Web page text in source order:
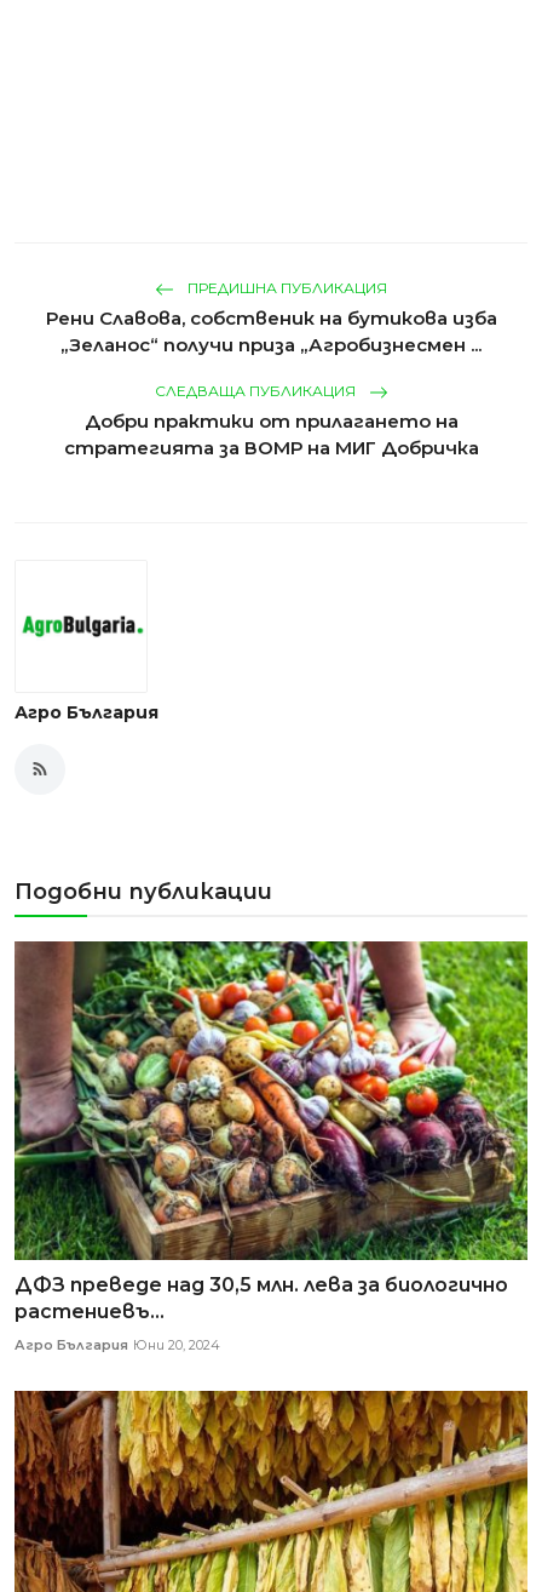
ПРЕДИШНА ПУБЛИКАЦИЯ
Рени Славова, собственик на бутикова изба
„Зеланос“ получи приза „Агробизнесмен ...
СЛЕДВАЩА ПУБЛИКАЦИЯ
Добри практики от прилагането на
стратегията за ВОМР на МИГ Добричка
Агро България
Подобни публикации
ДФЗ преведе над 30,5 млн. лева за биологично
растениевъ...
Агро България Юни 20, 2024